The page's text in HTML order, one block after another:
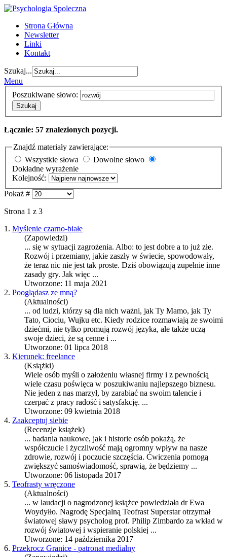
Strona Główna
Newsletter
Linki
Kontakt
Szukaj...
Menu
Poszukiwane słowo:
Szukaj
Łącznie: 57 znalezionych pozycji.
Znajdź materiały zawierające:
Wszystkie słowa
Dowolne słowo
Dokładne wyrażenie
Kolejność:
Pokaż #
Strona 1 z 3
1. Myślenie czarno-białe
(Zapowiedzi)
... się w sytuacji zagrożenia. Albo: to jest dobre a to już złe.
Rozwój i przemiany, jakie zaszły w świecie, spowodowały,
że teraz nic nie jest tak proste. Dziś obowiązują zupełnie inne
zasady gry. Jak więc ...
Utworzone: 11 maja 2021
2. Pooglądasz ze mną?
(Aktualności)
... od ludzi, którzy są dla nich ważni, jak Ty Mamo, jak Ty
Tato, Ciociu, Wujku etc. Kiedy rodzice rozmawiają ze swoimi
dziećmi, nie tylko promują rozwój języka, ale także uczą
swoje dzieci, że są cenne i ...
Utworzone: 01 lipca 2018
3. Kierunek: freelance
(Książki)
Wiele osób myśli o założeniu własnej firmy i z pewnością
wiele czasu poświęca w poszukiwaniu najlepszego biznesu.
Nie jeden z nas marzył, by zarabiać na swoim talencie i
czerpać z pracy radość i satysfakcję. ...
Utworzone: 09 kwietnia 2018
4. Zaakceptuj siebie
(Recenzje książek)
... badania naukowe, jak i historie osób pokażą, że
współczucie i życzliwość mają ogromny wpływ na nasze
zdrowie, rozwój i poczucie szczęścia. Ćwiczenia pomogą
zwiększyć samoświadomość, sprawią, że będziemy ...
Utworzone: 06 listopada 2017
5. Teofrasty wręczone
(Aktualności)
... w laudacji o nagrodzonej książce powiedziała dr Ewa
Woydyłło. Nagrodę Specjalną Teofrast Superstar otrzymał
światowej sławy psycholog prof. Philip Zimbardo za wkład w
rozwój światowej i wspieranie polskiej ...
Utworzone: 14 października 2017
6. Przekrocz Granice - patronat medialny